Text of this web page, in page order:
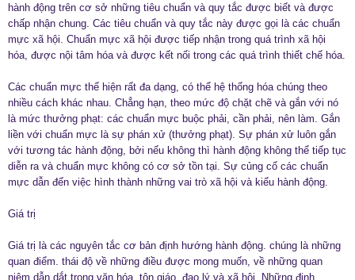
hành động trên cơ sở những tiêu chuẩn và quy tắc được biết và được
chấp nhận chung. Các tiêu chuẩn và quy tắc này được gọi là các chuẩn
mực xã hội. Chuẩn mực xã hội được tiếp nhận trong quá trình xã hội
hóa, được nội tâm hóa và được kết nối trong các quá trình thiết chế hóa.
Các chuẩn mực thể hiện rất đa dạng, có thể hệ thống hóa chúng theo
nhiều cách khác nhau. Chẳng hạn, theo mức độ chặt chẽ và gắn với nó
là mức thưởng phạt: các chuẩn mực buộc phải, cần phải, nên làm. Gắn
liền với chuẩn mực là sự phán xử (thưởng phạt). Sự phán xử luôn gắn
với tương tác hành động, bởi nếu không thì hành động không thể tiếp tục
diễn ra và chuẩn mực không có cơ sở tồn tại. Sự củng cố các chuẩn
mực dẫn đến việc hình thành những vai trò xã hội và kiểu hành động.
Giá trị
Giá trị là các nguyên tắc cơ bản định hướng hành động. chúng là những
quan điểm. thái độ về những điều được mong muốn, về những quan
niệm dẫn dắt trong văn hóa, tôn giáo, đạo lý và xã hội. Những định